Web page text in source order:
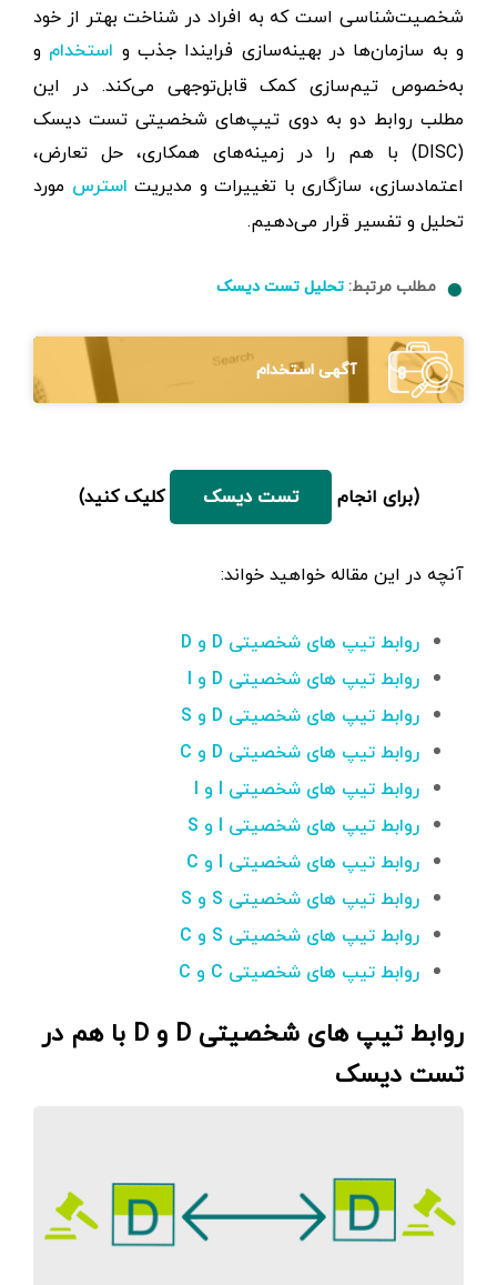
شخصیت‌شناسی است که به افراد در شناخت بهتر از خود
و به سازمان‌ها در بهینه‌سازی فرایندا جذب و استخدام و
به‌خصوص تیم‌سازی کمک قابل‌توجهی می‌کند. در این
مطلب روابط دو به دوی تیپ‌های شخصیتی تست دیسک
(DISC) با هم را در زمینه‌های همکاری، حل تعارض،
اعتمادسازی، سازگاری با تغییرات و مدیریت استرس مورد
تحلیل و تفسیر قرار می‌دهیم.
مطلب مرتبط: تحلیل تست دیسک
آگهی استخدام
(برای انجام تست دیسک کلیک کنید)
آنچه در این مقاله خواهید خواند:
روابط تیپ های شخصیتی D و D
روابط تیپ های شخصیتی D و I
روابط تیپ های شخصیتی D و S
روابط تیپ های شخصیتی D و C
روابط تیپ های شخصیتی I و I
روابط تیپ های شخصیتی I و S
روابط تیپ های شخصیتی I و C
روابط تیپ های شخصیتی S و S
روابط تیپ های شخصیتی S و C
روابط تیپ های شخصیتی C و C
روابط تیپ های شخصیتی D و D با هم در
تست دیسک